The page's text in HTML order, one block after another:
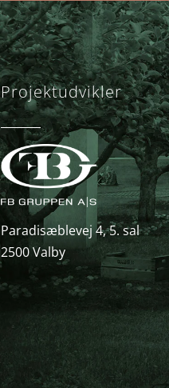
Projektudvikler
Paradisæblevej 4, 5. sal
2500 Valby